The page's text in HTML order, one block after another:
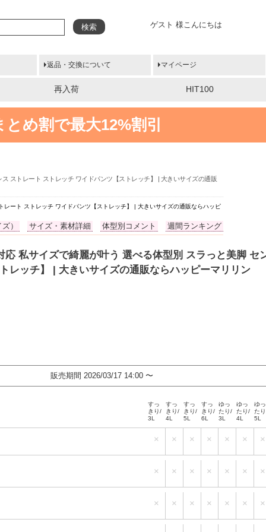
ゲスト 様こんにちは
検索
返品・交換について マイページ
再入荷 HIT100
め割で最大12%割引
ストレート ストレッチ ワイドパンツ【ストレッチ】 | 大きいサイズの通販
ート ストレッチ ワイドパンツ【ストレッチ】 | 大きいサイズの通販ならハッピ
） サイズ・素材詳細 体型別コメント 週間ランキング
私サイズで綺麗が叶う 選べる体型別 スラっと美脚 セ
レッチ】 | 大きいサイズの通販ならハッピーマリリン
販売期間 2026/03/17 14:00 〜
すっ
きり/
3L
×
すっ
きり/
4L
×
すっ
きり/
5L
×
すっ
きり/
6L
×
ゆっ
たり/
3L
×
ゆっ
たり/
4L
×
ゆっ
た
5L
×
すっ
きり/
×
すっ
きり/
×
すっ
きり/
×
すっ
きり/
×
ゆっ
たり/
×
ゆっ
たり/
×
ゆっ
た
×
すっ
きり/
×
すっ
きり/
×
すっ
きり/
×
すっ
きり/
×
ゆっ
たり/
×
ゆっ
たり/
×
ゆっ
た
×
すっ
きり/
すっ
きり/
すっ
きり/
すっ
きり/
ゆっ
たり/
ゆっ
たり/
ゆっ
た